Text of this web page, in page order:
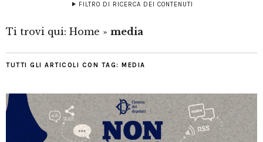
FILTRO DI RICERCA DEI CONTENUTI
Ti trovi qui: Home » media
TUTTI GLI ARTICOLI CON TAG: MEDIA